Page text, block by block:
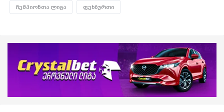
ჩემპიონთა ლიგა ფეხბურთი